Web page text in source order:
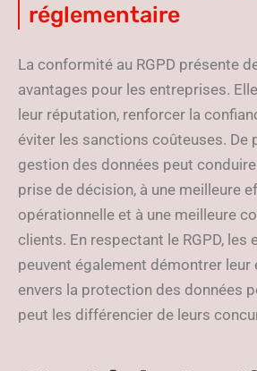
réglementaire
La conformité au RGPD présente
avantages pour les entreprises.
leur réputation, renforcer la
éviter les sanctions coûteuses. De
gestion des données peut
prise de décision, à une meilleure
opérationnelle et à une meilleure
clients. En respectant le RGPD, les
peuvent également démontrer leur
envers la protection des données
peut les différencier de leurs